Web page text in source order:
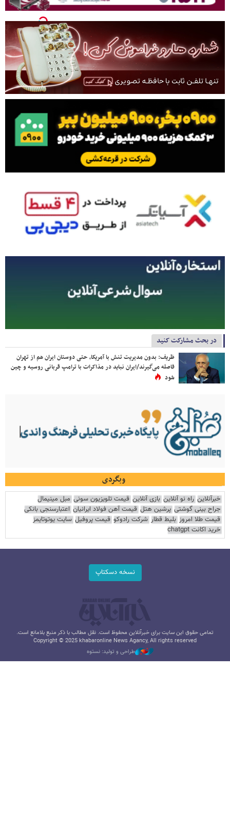
در بحث مشارکت کنید
ظریف: بدون مدیریت تنش با آمریکا، حتی دوستان ایران هم از تهران
فاصله می‌گیرند/ایران نباید در مذاکرات با ترامپ قربانی روسیه و چین
شود
وبگردی
خبرآنلاین راه نو آنلاین بازی آنلاین قیمت تلویزیون سونی مبل مینیمال
جراح بینی گوشتی پرشین هتل قیمت آهن فولاد ایرانیان اعتبارسنجی بانکی
قیمت طلا امروز بلیط قطار شرکت رادوکو قیمت پروفیل سایت یوتوتایمز
خرید اکانت chatgpt
نسخه دسکتاپ
تمامی حقوق این سایت برای خبرآنلاین محفوظ است. نقل مطالب با ذکر منبع بلامانع است.
Copyright © 2025 khabaronline News Agancy, All rights reserved
طراحی و تولید: نستوه